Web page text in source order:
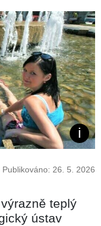
Publikováno: 26. 5. 2026
teplý
ústav